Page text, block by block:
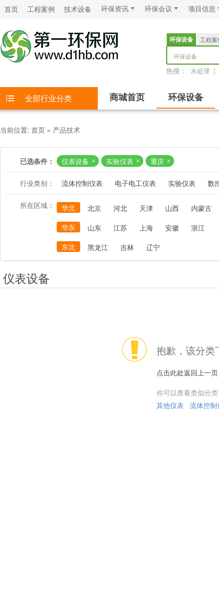
首页 工程案例 技术设备 环保资讯 环保会议 项目信息
环保设备
工程案
环保设备
热搜： 水处理 |
全部行业分类 商城首页 环保设备
当前位置: 首页 » 产品技术
已选条件： 仪表设备 实验仪表 重庆
行业类别： 流体控制仪表 电子电工仪表 实验仪表 数
所在区域： 华北 北京 河北 天津 山西
内蒙古
华东
山东 江苏 上海 安徽
浙江
东北
黑龙江 吉林 辽宁
仪表设备
抱歉，该分类
点击此处返回上一页
你可以查看类似分
其他仪表
流体控制